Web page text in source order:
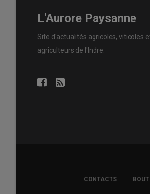
L'Aurore Paysanne
Site d'actualités agricoles, viticoles
agriculteurs de l'Indre.
COPYRIGHTCONTACTS